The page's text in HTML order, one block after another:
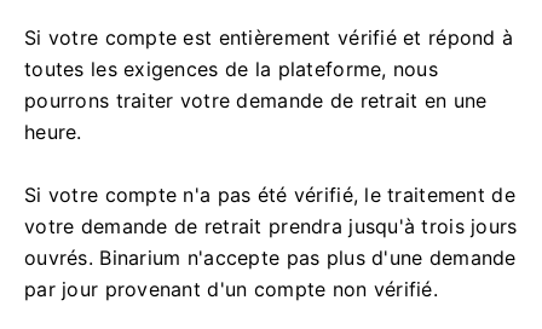
Si votre compte est entièrement vérifié et répond à
toutes les exigences de la plateforme, nous
pourrons traiter votre demande de retrait en une
heure.
Si votre compte n'a pas été vérifié, le traitement de
votre demande de retrait prendra jusqu'à trois jours
ouvrés. Binarium n'accepte pas plus d'une demande
par jour provenant d'un compte non vérifié.